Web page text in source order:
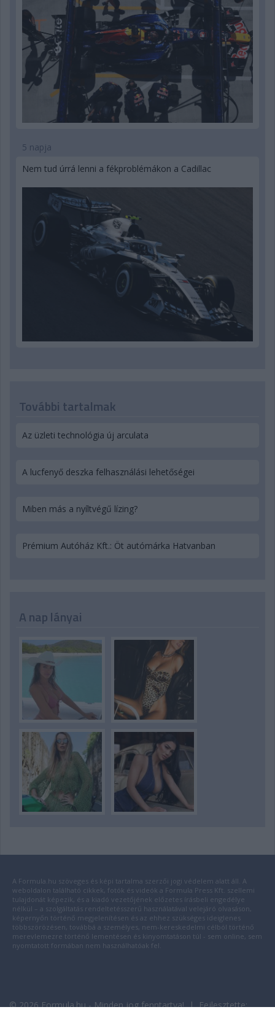
5 napja
Nem tud úrrá lenni a fékproblémákon a Cadillac
További tartalmak
Az üzleti technológia új arculata
A lucfenyő deszka felhasználási lehetőségei
Miben más a nyíltvégű lízing?
Prémium Autóház Kft.: Öt autómárka Hatvanban
A nap lányai
A Formula.hu szöveges és képi tartalma szerzői jogi védelem alatt áll. A
weboldalon található cikkek, fotók és videók a Formula Press Kft. szellemi
tulajdonát képezik, és a kiadó vezetőjének előzetes írásbeli engedélye
nélkül – a szolgáltatás rendeltetésszerű használatával velejáró olvasáson,
képernyőn történő megjelenítésen és az ehhez szükséges ideiglenes
többszörözésen, továbbá a személyes, nem-kereskedelmi célból történő
merevlemezre történő lementésen és kinyomtatáson túl - sem online, sem
nyomtatott formában nem használhatóak fel.
© 2026 Formula.hu - Minden jog fenntartva! | Fejlesztette: